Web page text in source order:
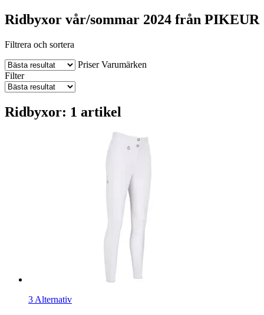
Ridbyxor vår/sommar 2024 från PIKEUR
Filtrera och sortera
Priser Varumärken
Filter
Ridbyxor: 1 artikel
3 Alternativ